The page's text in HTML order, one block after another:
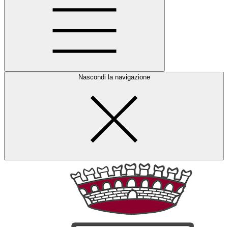
Nascondi la navigazione